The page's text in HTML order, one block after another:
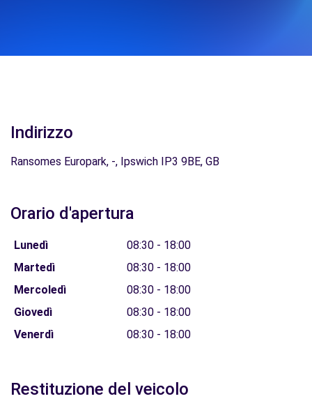
Indirizzo
Ransomes Europark, -, Ipswich IP3 9BE, GB
Orario d'apertura
Lunedì
08:30 - 18:00
Martedì
08:30 - 18:00
Mercoledì
08:30 - 18:00
Giovedì
08:30 - 18:00
Venerdì
08:30 - 18:00
Restituzione del veicolo